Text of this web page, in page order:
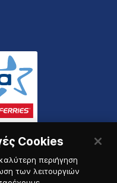
Cookies
περιήγηση
των λειτουργιών